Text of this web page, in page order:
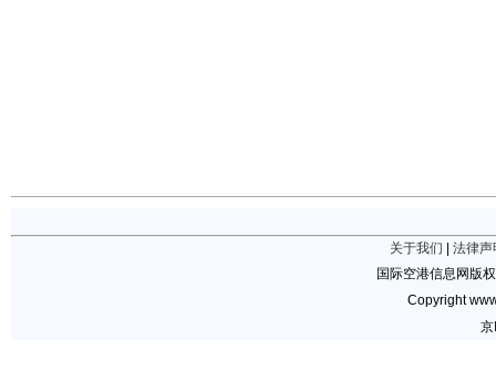
关于我们
法律声
国际空港信息网版
Copyright